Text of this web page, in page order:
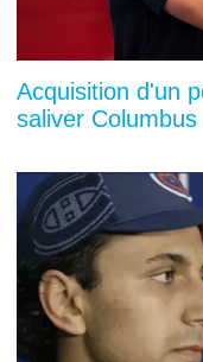
Acquisition d'un
saliver Columbus